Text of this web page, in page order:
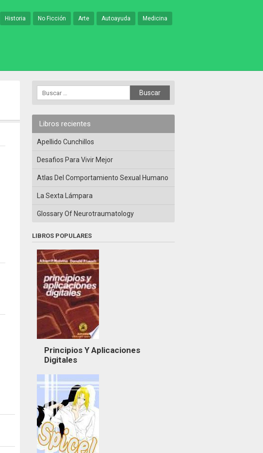
Historia No Ficción Arte Autoayuda Medicina
Libros recientes
Apellido Cunchillos
Desafios Para Vivir Mejor
Atlas Del Comportamiento Sexual Humano
La Sexta Lámpara
Glossary Of Neurotraumatology
LIBROS POPULARES
Principios Y Aplicaciones
Digitales